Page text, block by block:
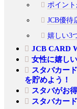
ポイント
JCB優待
嬉しい3
JCB CARD
女性に嬉し
スタバカー
を貯めよう！
スタバがお
スタバカー